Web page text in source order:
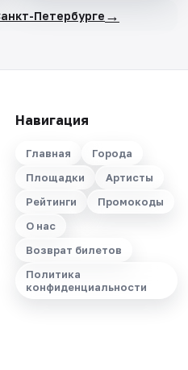
Петербурге →
Навигация
Главная
Города
Площадки
Артисты
Рейтинги
Промокоды
О нас
Возврат билетов
Политика
конфиденциальности